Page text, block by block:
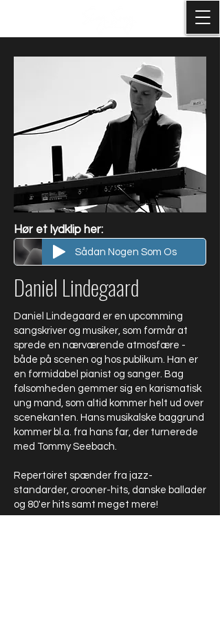
Hør et lydklip her:
Sådan Nogen Som Os
Daniel Lindegaard
Daniel Lindegaard er en upcomming
sangskriver og musiker, som formår at
sprede en nærværende atmosfære -
både på scenen og hos publikum. Han er
en formidabel pianist og sanger. Bag
følsomheden gemmer sig en karismatisk
ung mand, som altid kommer helt ud over
scenekanten. Hans musikalske baggrund
kommer bl.a. fra hans far, der turnerede
med Tommy Seebach.
Repertoiret spænder fra jazz-
standarder, crooner-hits, danske ballader
og 80'er hits samt meget mere!